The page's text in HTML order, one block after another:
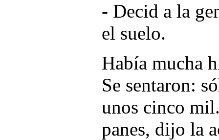
- Decid a la
el suelo.
Había mucha
Se sentaron:
unos cinco
panes, dijo la